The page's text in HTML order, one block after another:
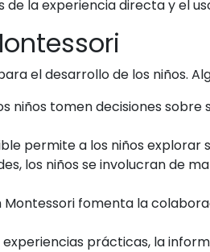
de la experiencia directa y el
el desarrollo de los niños.
niños tomen decisiones
permite a los niños explorar
los niños se involucran de
Montessori fomenta la
experiencias prácticas, la